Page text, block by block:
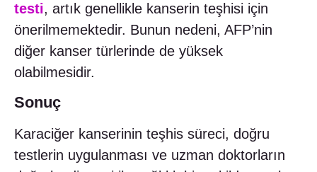
testi, artık genellikle kanserin teşhisi için
önerilmemektedir. Bunun nedeni, AFP’nin
diğer kanser türlerinde de yüksek
olabilmesidir.
Sonuç
Karaciğer kanserinin teşhis süreci, doğru
testlerin uygulanması ve uzman doktorların